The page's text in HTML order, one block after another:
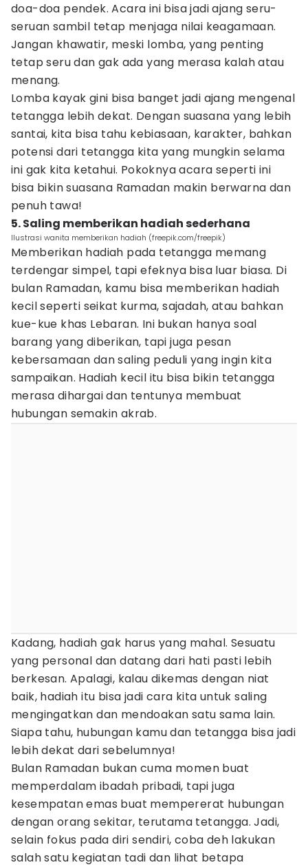
doa-doa pendek. Acara ini bisa jadi ajang seru-
seruan sambil tetap menjaga nilai keagamaan.
Jangan khawatir, meski lomba, yang penting
tetap seru dan gak ada yang merasa kalah atau
menang.
Lomba kayak gini bisa banget jadi ajang mengenal
tetangga lebih dekat. Dengan suasana yang lebih
santai, kita bisa tahu kebiasaan, karakter, bahkan
potensi dari tetangga kita yang mungkin selama
ini gak kita ketahui. Pokoknya acara seperti ini
bisa bikin suasana Ramadan makin berwarna dan
penuh tawa!
5. Saling memberikan hadiah sederhana
Ilustrasi wanita memberikan hadiah (freepik.com/freepik)
Memberikan hadiah pada tetangga memang
terdengar simpel, tapi efeknya bisa luar biasa. Di
bulan Ramadan, kamu bisa memberikan hadiah
kecil seperti seikat kurma, sajadah, atau bahkan
kue-kue khas Lebaran. Ini bukan hanya soal
barang yang diberikan, tapi juga pesan
kebersamaan dan saling peduli yang ingin kita
sampaikan. Hadiah kecil itu bisa bikin tetangga
merasa dihargai dan tentunya membuat
hubungan semakin akrab.
Kadang, hadiah gak harus yang mahal. Sesuatu
yang personal dan datang dari hati pasti lebih
berkesan. Apalagi, kalau dikemas dengan niat
baik, hadiah itu bisa jadi cara kita untuk saling
mengingatkan dan mendoakan satu sama lain.
Siapa tahu, hubungan kamu dan tetangga bisa jadi
lebih dekat dari sebelumnya!
Bulan Ramadan bukan cuma momen buat
memperdalam ibadah pribadi, tapi juga
kesempatan emas buat mempererat hubungan
dengan orang sekitar, terutama tetangga. Jadi,
selain fokus pada diri sendiri, coba deh lakukan
salah satu kegiatan tadi dan lihat betapa